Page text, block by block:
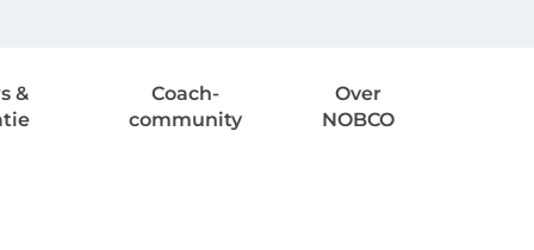
&
Coach-
community
Over
NOBCO